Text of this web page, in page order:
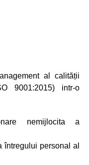
al calității
9001:2015) intr-o
nemijlocita a
personal al